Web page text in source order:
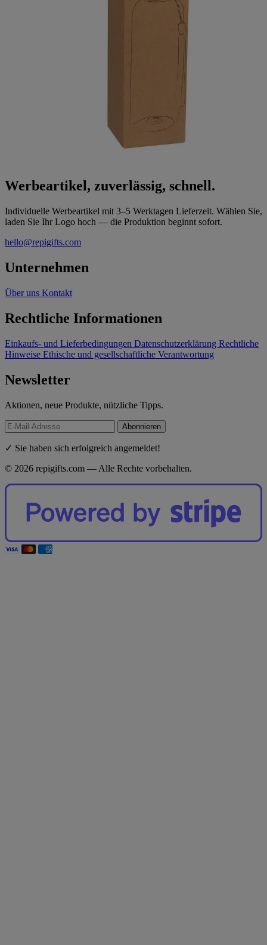
Werbeartikel, zuverlässig, schnell.
Individuelle Werbeartikel mit 3–5 Werktagen Lieferzeit. Wählen Sie,
laden Sie Ihr Logo hoch — die Produktion beginnt sofort.
hello@repigifts.com
Unternehmen
Über uns Kontakt
Rechtliche Informationen
Einkaufs- und Lieferbedingungen Datenschutzerklärung Rechtliche
Hinweise Ethische und gesellschaftliche Verantwortung
Newsletter
Aktionen, neue Produkte, nützliche Tipps.
Abonnieren
✓ Sie haben sich erfolgreich angemeldet!
© 2026 repigifts.com — Alle Rechte vorbehalten.